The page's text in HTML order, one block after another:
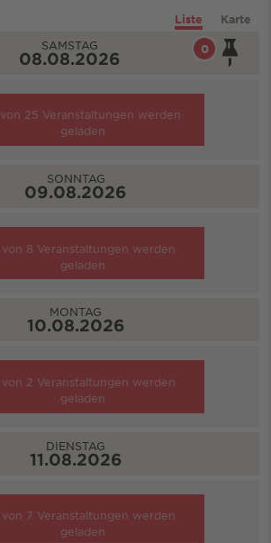
Liste Karte
0
SAMSTAG
08.08.2026
von 25 Veranstaltungen werden
geladen
SONNTAG
09.08.2026
von 8 Veranstaltungen werden
geladen
MONTAG
10.08.2026
von 2 Veranstaltungen werden
geladen
DIENSTAG
11.08.2026
von 7 Veranstaltungen werden
geladen